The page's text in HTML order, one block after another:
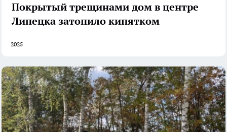
Покрытый трещинами дом в центре
Липецка затопило кипятком
2025